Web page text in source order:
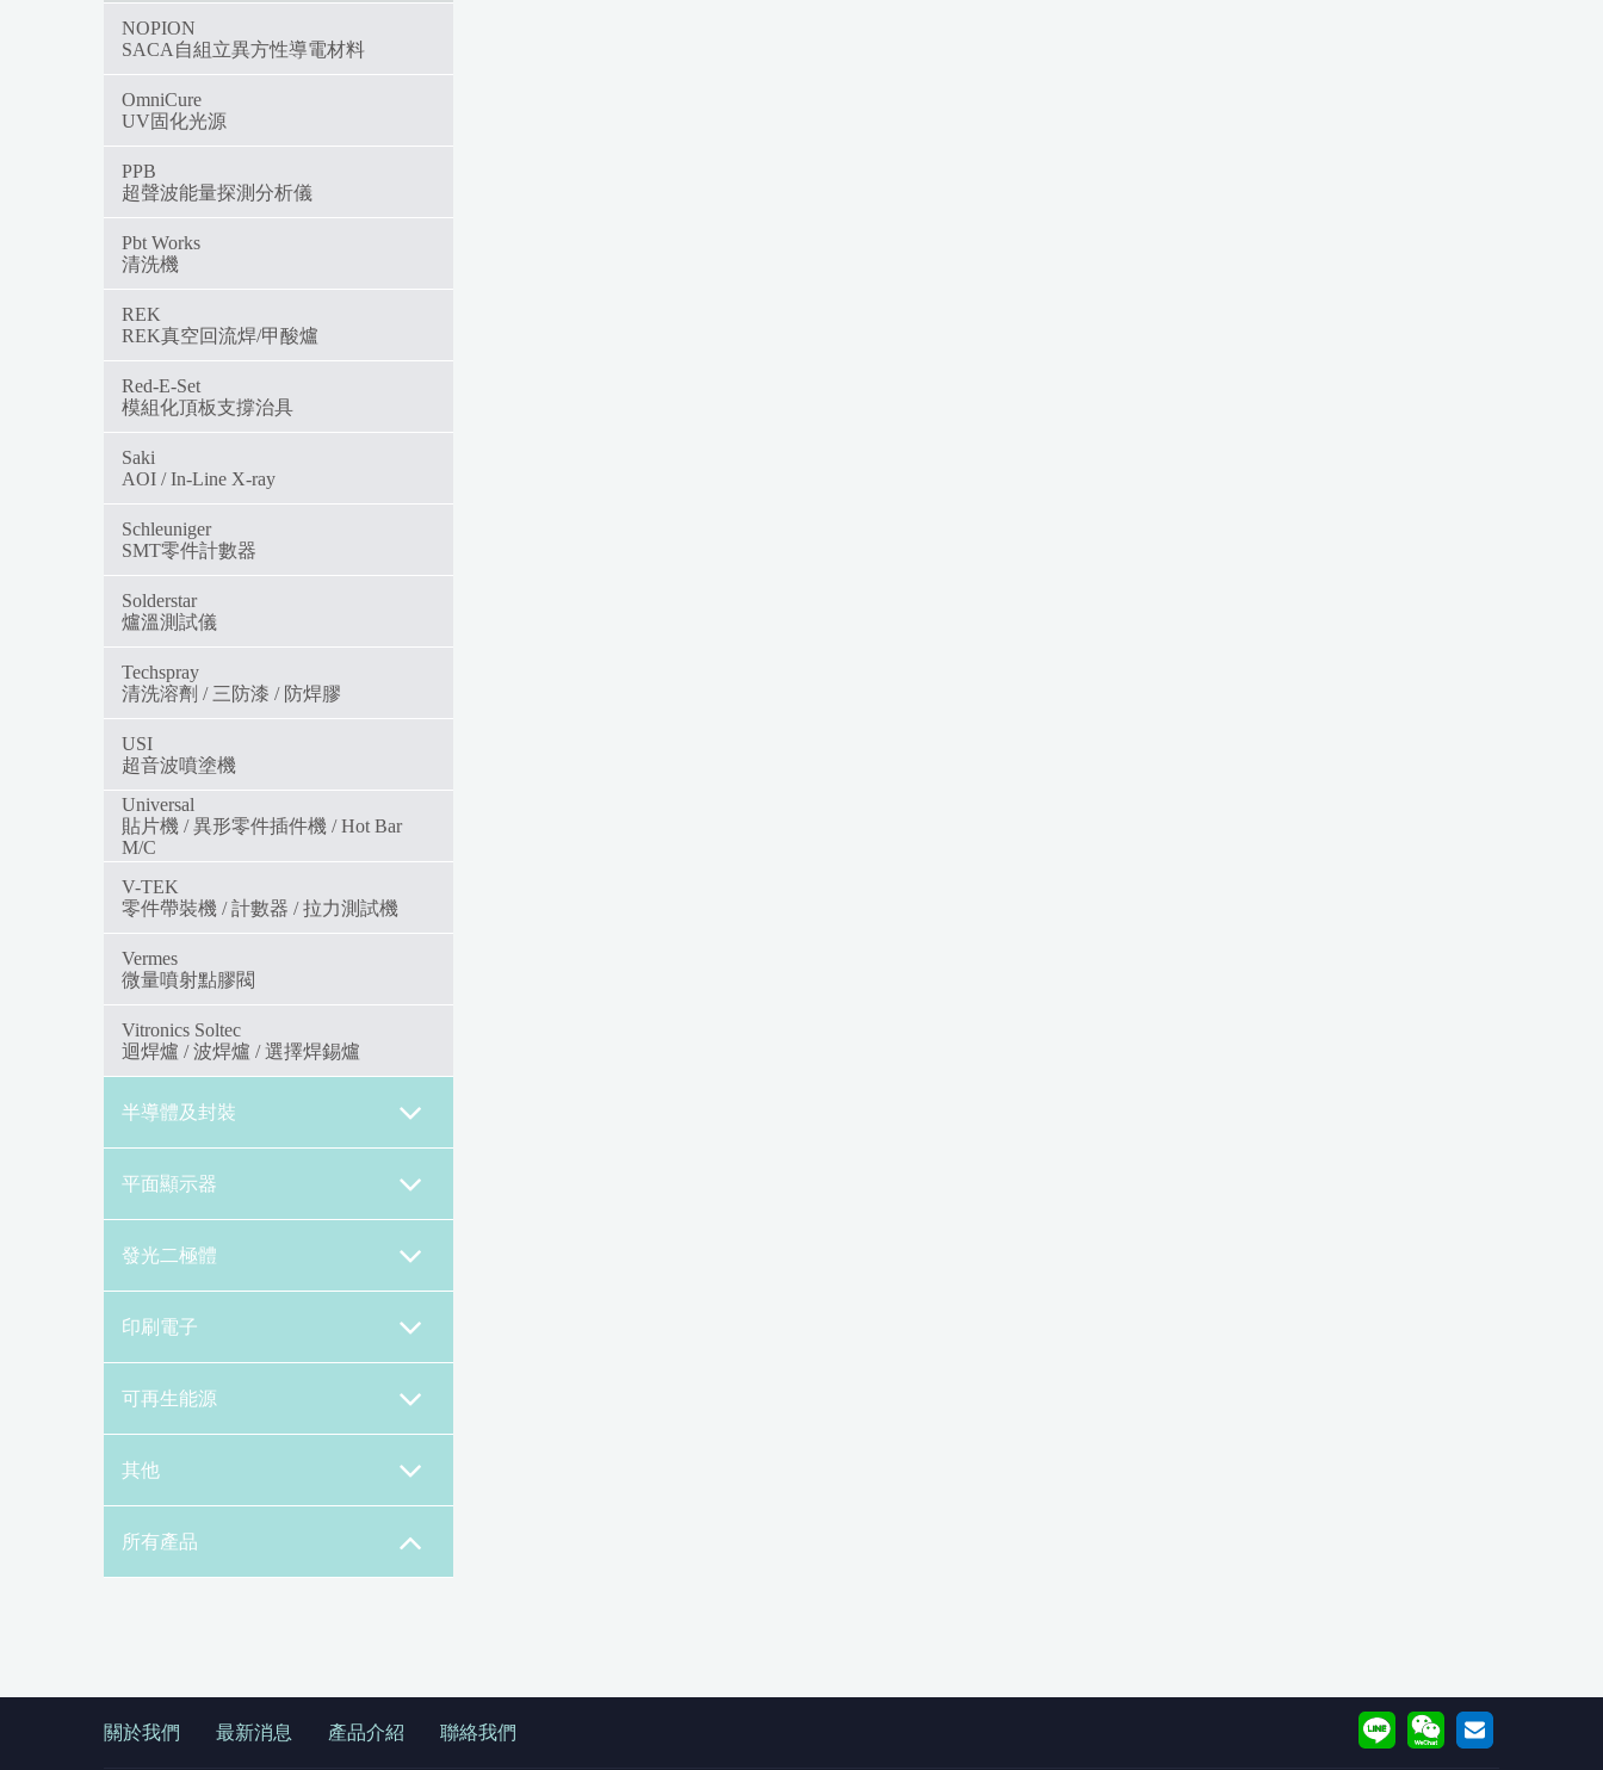
NOPION
SACA自組立異方性導電材料
OmniCure
UV固化光源
PPB
超聲波能量探測分析儀
Pbt Works
清洗機
REK
REK真空回流焊/甲酸爐
Red-E-Set
模組化頂板支撐治具
Saki
AOI / In-Line X-ray
Schleuniger
SMT零件計數器
Solderstar
爐溫測試儀
Techspray
清洗溶劑 / 三防漆 / 防焊膠
USI
超音波噴塗機
Universal
貼片機 / 異形零件插件機 / Hot Bar
M/C
V-TEK
零件帶裝機 / 計數器 / 拉力測試機
Vermes
微量噴射點膠閥
Vitronics Soltec
迴焊爐 / 波焊爐 / 選擇焊錫爐
半導體及封裝
平面顯示器
發光二極體
印刷電子
可再生能源
其他
所有產品
關於我們 最新消息 產品介紹 聯絡我們